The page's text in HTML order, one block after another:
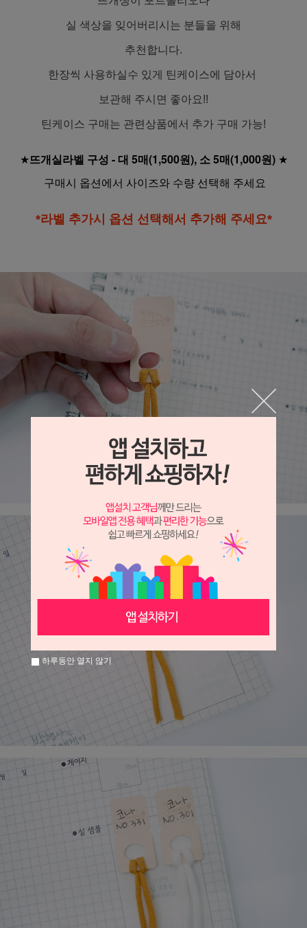
실 색상을 잊어버리시는 분들을 위해
추천합니다.
한장씩 사용하실수 있게 틴케이스에 담아서
보관해 주시면 좋아요!!
틴케이스 구매는 관련상품에서 추가 구매 가능!
★뜨개실라벨 구성 - 대 5매(1,500원), 소 5매(1,000원) ★
구매시 옵션에서 사이즈와 수량 선택해 주세요
*라벨 추가시 옵션 선택해서 추가해 주세요*
하루동안 열지 않기